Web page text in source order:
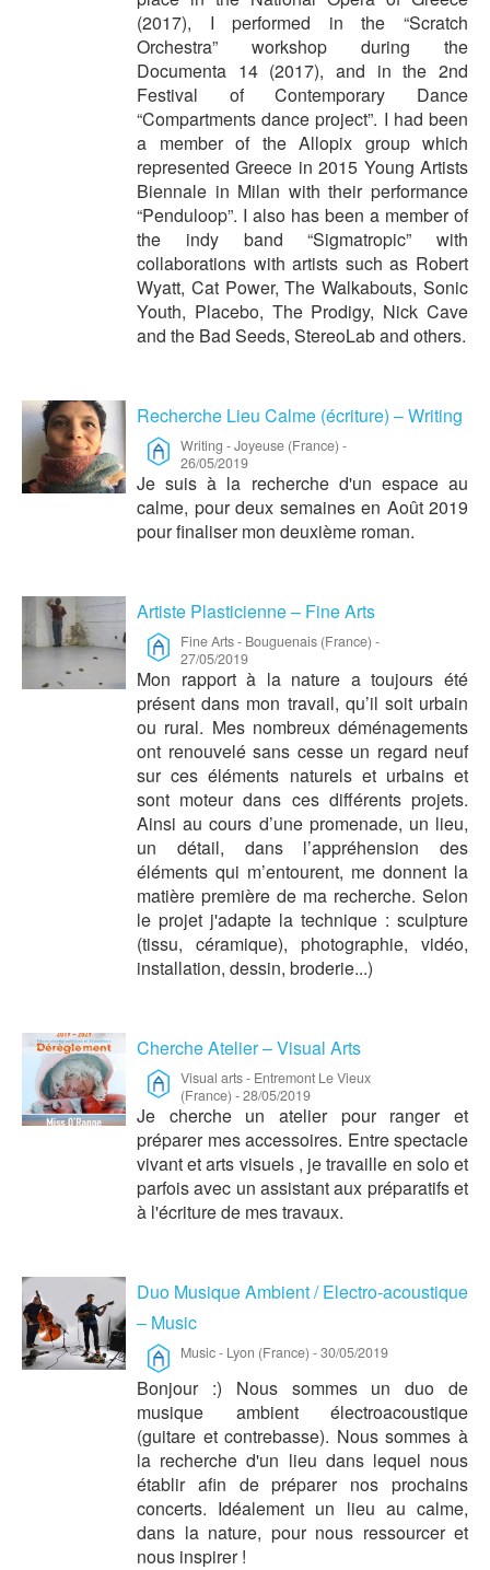
(2017), I performed in the “Scratch
Orchestra” workshop during the
Documenta 14 (2017), and in the 2nd
Festival of Contemporary Dance
“Compartments dance project”. I had been
a member of the Allopix group which
represented Greece in 2015 Young Artists
Biennale in Milan with their performance
“Penduloop”. I also has been a member of
the indy band “Sigmatropic” with
collaborations with artists such as Robert
Wyatt, Cat Power, The Walkabouts, Sonic
Youth, Placebo, The Prodigy, Nick Cave
and the Bad Seeds, StereoLab and others.
Recherche Lieu Calme (écriture) – Writing
Writing -Joyeuse (France) -
26/05/2019
Je suis à la recherche d'un espace au
calme, pour deux semaines en Août 2019
pour finaliser mon deuxième roman.
Artiste Plasticienne – Fine Arts
Fine Arts- Bouguenais (France) -
27/05/2019
Mon rapport à la nature a toujours été
présent dans mon travail, qu’il soit urbain
ou rural. Mes nombreux déménagements
ont renouvelé sans cesse un regard neuf
sur ces éléments naturels et urbains et
sont moteur dans ces différents projets.
Ainsi au cours d’une promenade, un lieu,
un détail, dans l’appréhension des
éléments qui m’entourent, me donnent la
matière première de ma recherche. Selon
le projet j'adapte la technique : sculpture
(tissu, céramique), photographie, vidéo,
installation, dessin, broderie...)
Cherche Atelier – Visual Arts
Visual arts- Entremont Le Vieux
(France) -28/05/2019
Je cherche un atelier pour ranger et
préparer mes accessoires. Entre spectacle
vivant et arts visuels , je travaille en solo et
parfois avec un assistant aux préparatifs et
à l'écriture de mes travaux.
Duo Musique Ambient / Electro-acoustique
– Music
Music- Lyon (France) -30/05/2019
Bonjour :) Nous sommes un duo de
musique ambient électroacoustique
(guitare et contrebasse). Nous sommes à
la recherche d'un lieu dans lequel nous
établir afin de préparer nos prochains
concerts. Idéalement un lieu au calme,
dans la nature, pour nous ressourcer et
nous inspirer !